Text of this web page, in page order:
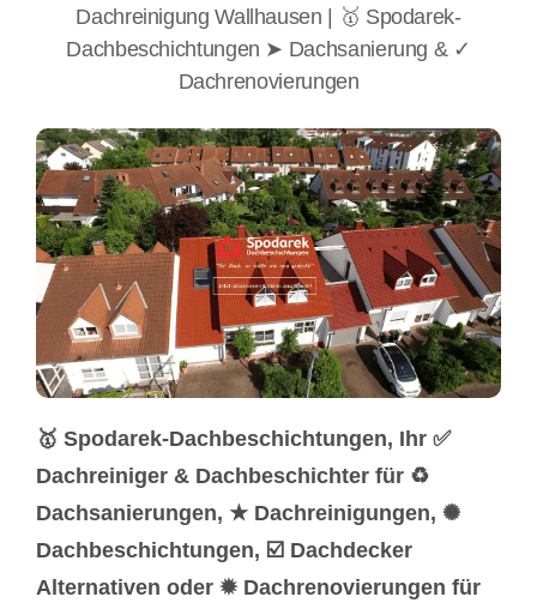
Dachreinigung Wallhausen | 🥇 Spodarek-
Dachbeschichtungen ➤ Dachsanierung & ✓
Dachrenovierungen
🥇 Spodarek-Dachbeschichtungen, Ihr ✅
Dachreiniger & Dachbeschichter für ♻
Dachsanierungen, ★ Dachreinigungen, ✺
Dachbeschichtungen, ☑️ Dachdecker
Alternativen oder ✹ Dachrenovierungen für